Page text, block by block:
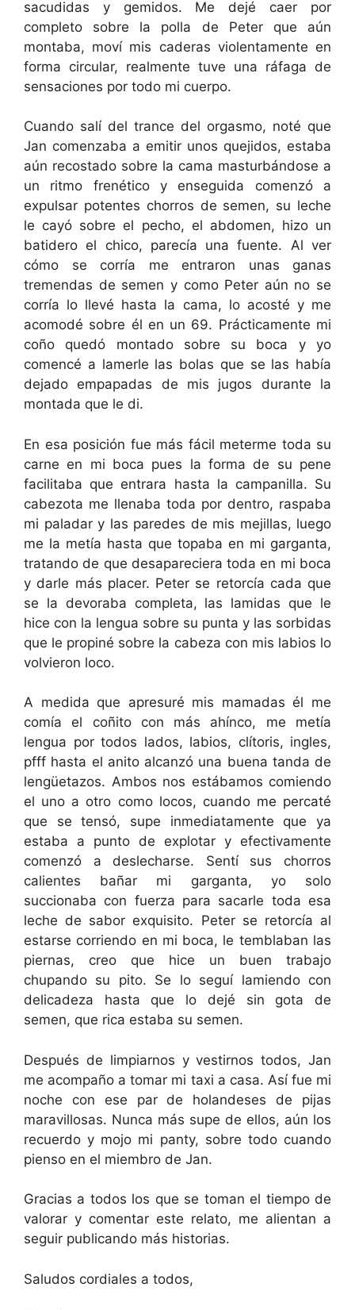
sacudidas y gemidos. Me dejé caer por
completo sobre la polla de Peter que aún
montaba, moví mis caderas violentamente en
forma circular, realmente tuve una ráfaga de
sensaciones por todo mi cuerpo.
Cuando salí del trance del orgasmo, noté que
Jan comenzaba a emitir unos quejidos, estaba
aún recostado sobre la cama masturbándose a
un ritmo frenético y enseguida comenzó a
expulsar potentes chorros de semen, su leche
le cayó sobre el pecho, el abdomen, hizo un
batidero el chico, parecía una fuente. Al ver
cómo se corría me entraron unas ganas
tremendas de semen y como Peter aún no se
corría lo llevé hasta la cama, lo acosté y me
acomodé sobre él en un 69. Prácticamente mi
coño quedó montado sobre su boca y yo
comencé a lamerle las bolas que se las había
dejado empapadas de mis jugos durante la
montada que le di.
En esa posición fue más fácil meterme toda su
carne en mi boca pues la forma de su pene
facilitaba que entrara hasta la campanilla. Su
cabezota me llenaba toda por dentro, raspaba
mi paladar y las paredes de mis mejillas, luego
me la metía hasta que topaba en mi garganta,
tratando de que desapareciera toda en mi boca
y darle más placer. Peter se retorcía cada que
se la devoraba completa, las lamidas que le
hice con la lengua sobre su punta y las sorbidas
que le propiné sobre la cabeza con mis labios lo
volvieron loco.
A medida que apresuré mis mamadas él me
comía el coñito con más ahínco, me metía
lengua por todos lados, labios, clítoris, ingles,
pfff hasta el anito alcanzó una buena tanda de
lengüetazos. Ambos nos estábamos comiendo
el uno a otro como locos, cuando me percaté
que se tensó, supe inmediatamente que ya
estaba a punto de explotar y efectivamente
comenzó a deslecharse. Sentí sus chorros
calientes bañar mi garganta, yo solo
succionaba con fuerza para sacarle toda esa
leche de sabor exquisito. Peter se retorcía al
estarse corriendo en mi boca, le temblaban las
piernas, creo que hice un buen trabajo
chupando su pito. Se lo seguí lamiendo con
delicadeza hasta que lo dejé sin gota de
semen, que rica estaba su semen.
Después de limpiarnos y vestirnos todos, Jan
me acompaño a tomar mi taxi a casa. Así fue mi
noche con ese par de holandeses de pijas
maravillosas. Nunca más supe de ellos, aún los
recuerdo y mojo mi panty, sobre todo cuando
pienso en el miembro de Jan.
Gracias a todos los que se toman el tiempo de
valorar y comentar este relato, me alientan a
seguir publicando más historias.
Saludos cordiales a todos,